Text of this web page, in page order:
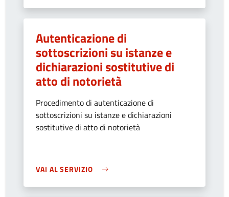
Autenticazione di
sottoscrizioni su istanze e
dichiarazioni sostitutive di
atto di notorietà
Procedimento di autenticazione di
sottoscrizioni su istanze e dichiarazioni
sostitutive di atto di notorietà
VAI AL SERVIZIO